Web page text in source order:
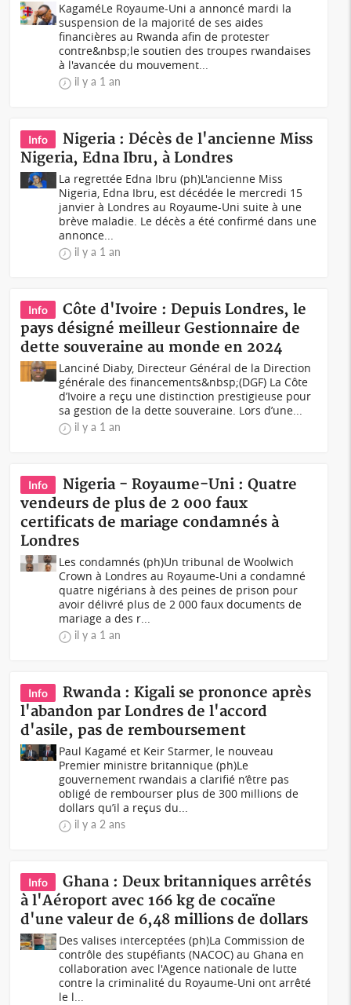
KagaméLe Royaume-Uni a annoncé mardi la
suspension de la majorité de ses aides
financières au Rwanda afin de protester
contre&nbsp;le soutien des troupes rwandaises
à l'avancée du mouvement...
il y a 1 an
Info
Nigeria : Décès de l'ancienne Miss
Nigeria, Edna Ibru, à Londres
La regrettée Edna Ibru (ph)L'ancienne Miss
Nigeria, Edna Ibru, est décédée le mercredi 15
janvier à Londres au Royaume-Uni suite à une
brève maladie. Le décès a été confirmé dans une
annonce...
il y a 1 an
Info
Côte d'Ivoire : Depuis Londres, le
pays désigné meilleur Gestionnaire de
dette souveraine au monde en 2024
Lanciné Diaby, Directeur Général de la Direction
générale des financements&nbsp;(DGF) La Côte
d’Ivoire a reçu une distinction prestigieuse pour
sa gestion de la dette souveraine. Lors d’une...
il y a 1 an
Info
Nigeria - Royaume-Uni : Quatre
vendeurs de plus de 2 000 faux
certificats de mariage condamnés à
Londres
Les condamnés (ph)Un tribunal de Woolwich
Crown à Londres au Royaume-Uni a condamné
quatre nigérians à des peines de prison pour
avoir délivré plus de 2 000 faux documents de
mariage a des r...
il y a 1 an
Info
Rwanda : Kigali se prononce après
l'abandon par Londres de l'accord
d'asile, pas de remboursement
Paul Kagamé et Keir Starmer, le nouveau
Premier ministre britannique (ph)Le
gouvernement rwandais a clarifié n’être pas
obligé de rembourser plus de 300 millions de
dollars qu’il a reçus du...
il y a 2 ans
Info
Ghana : Deux britanniques arrêtés
à l'Aéroport avec 166 kg de cocaïne
d'une valeur de 6,48 millions de dollars
Des valises interceptées (ph)La Commission de
contrôle des stupéfiants (NACOC) au Ghana en
collaboration avec l'Agence nationale de lutte
contre la criminalité du Royaume-Uni ont arrêté
le l...